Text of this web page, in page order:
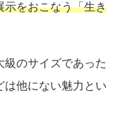
示をおこなう「生き
級のサイズであった
は他にない魅力とい